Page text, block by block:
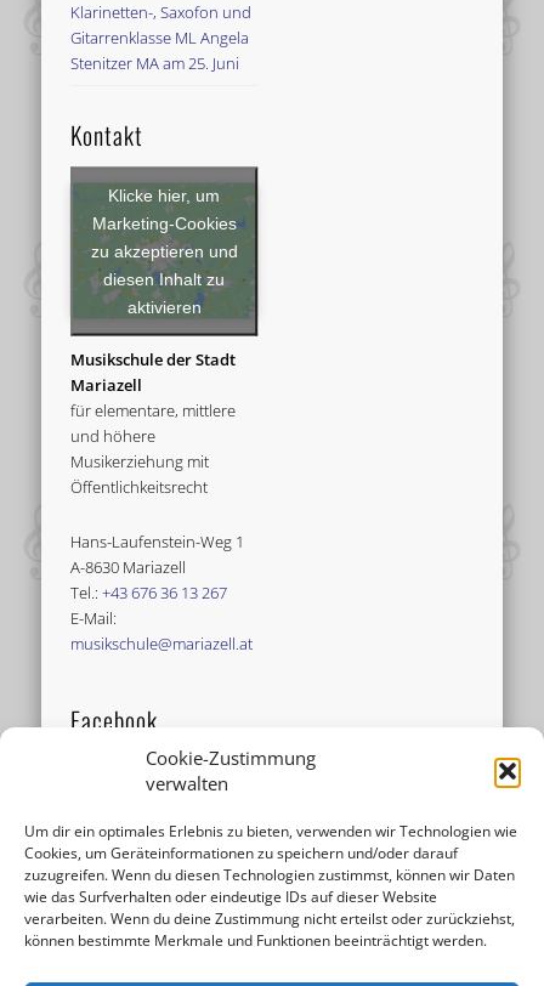
Cookie-Zustimmung
verwalten
Um dir ein optimales Erlebnis zu bieten, verwenden wir Technologien wie
Cookies, um Geräteinformationen zu speichern und/oder darauf
zuzugreifen. Wenn du diesen Technologien zustimmst, können wir Daten
wie das Surfverhalten oder eindeutige IDs auf dieser Website
verarbeiten. Wenn du deine Zustimmung nicht erteilst oder zurückziehst,
können bestimmte Merkmale und Funktionen beeinträchtigt werden.
Klarinetten-, Saxofon und
Gitarrenklasse ML Angela
Stenitzer MA am 25. Juni
Kontakt
Klicke hier, um
Marketing-Cookies
zu akzeptieren und
diesen Inhalt zu
aktivieren
Musikschule der Stadt
Mariazell
für elementare, mittlere
und höhere
Musikerziehung mit
Öffentlichkeitsrecht
Hans-Laufenstein-Weg 1
A-8630 Mariazell
Tel.:+43 676 36 13 267
E-Mail:
musikschule@mariazell.at
Facebook